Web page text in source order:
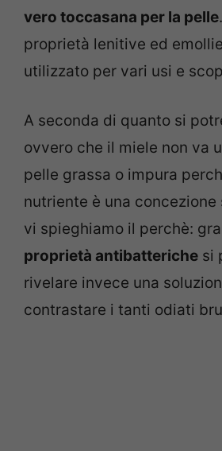
vero toccasana per la pelle
proprietà lenitive ed
utilizzato per vari usi e
A seconda di quanto si
ovvero che il miele non va
pelle grassa o impura
nutriente è una concezione
vi spieghiamo il perchè:
proprietà antibatteriche si
rivelare invece una
contrastare i tanti odiati